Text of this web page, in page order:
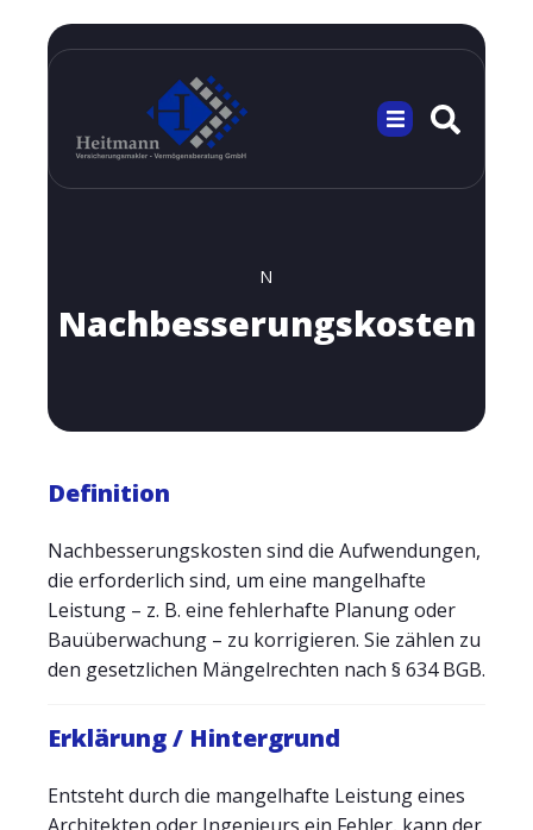
N
Nachbesserungskosten
Definition
Nachbesserungskosten sind die Aufwendungen,
die erforderlich sind, um eine mangelhafte
Leistung – z. B. eine fehlerhafte Planung oder
Bauüberwachung – zu korrigieren. Sie zählen zu
den gesetzlichen Mängelrechten nach § 634 BGB.
Erklärung / Hintergrund
Entsteht durch die mangelhafte Leistung eines